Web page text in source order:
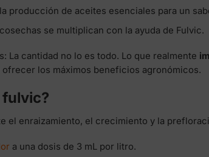
producción de aceites esenciales para un
se multiplican con la ayuda de Fulvic.
La cantidad no lo es todo. Lo que realmente
ofrecer los máximos beneficios agronómicos.
el enraizamiento, el crecimiento y la
a una dosis de 3 mL por litro.